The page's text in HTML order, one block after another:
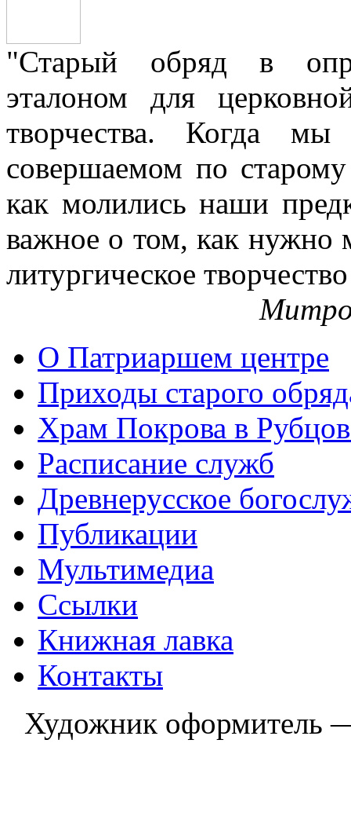
"Старый обряд в
эталоном для
творчества. Когда мы
совершаемом по
как молились наши
важное о том, как нужно
литургическое
О Патриаршем центре
Приходы старого
Храм Покрова в
Расписание служб
Древнерусское
Публикации
Мультимедиа
Ссылки
Книжная лавка
Контакты
Художник оформитель